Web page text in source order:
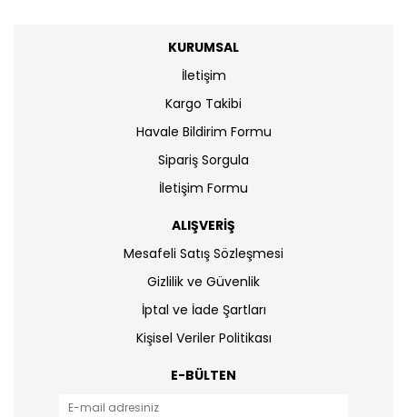
KURUMSAL
İletişim
Kargo Takibi
Havale Bildirim Formu
Sipariş Sorgula
İletişim Formu
ALIŞVERİŞ
Mesafeli Satış Sözleşmesi
Gizlilik ve Güvenlik
İptal ve İade Şartları
Kişisel Veriler Politikası
E-BÜLTEN